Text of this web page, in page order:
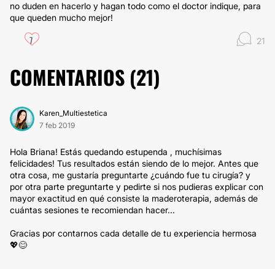
no duden en hacerlo y hagan todo como el doctor indique, para
que queden mucho mejor!
7 21
COMENTARIOS (21)
Karen_Multiestetica
7 feb 2019
Hola Briana! Estás quedando estupenda , muchísimas
felicidades! Tus resultados están siendo de lo mejor. Antes que
otra cosa, me gustaría preguntarte ¿cuándo fue tu cirugía? y
por otra parte preguntarte y pedirte si nos pudieras explicar con
mayor exactitud en qué consiste la maderoterapia, además de
cuántas sesiones te recomiendan hacer...
Gracias por contarnos cada detalle de tu experiencia hermosa
💖😊